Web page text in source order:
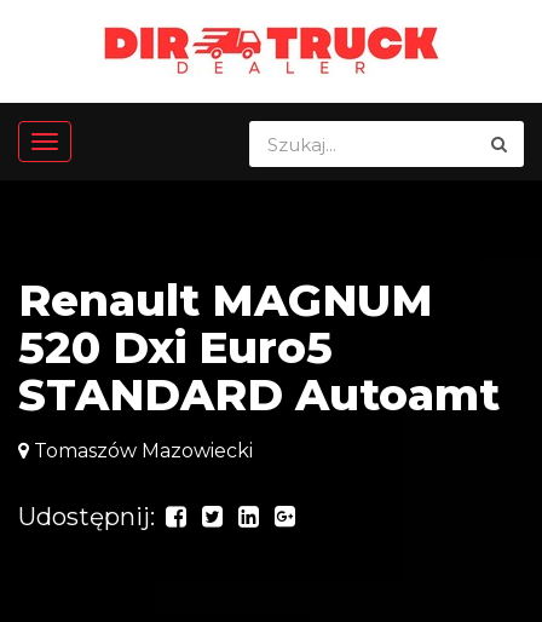
Renault MAGNUM
520 Dxi Euro5
STANDARD Autoamt
Tomaszów Mazowiecki
Udostępnij: